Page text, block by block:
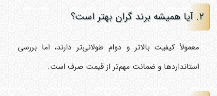
۲. آیا همیشه برند گران بهتر است؟
معمولاً کیفیت بالاتر و دوام طولانی‌تر دارند، اما بررسی
استانداردها و ضمانت مهم‌تر از قیمت صرف است.